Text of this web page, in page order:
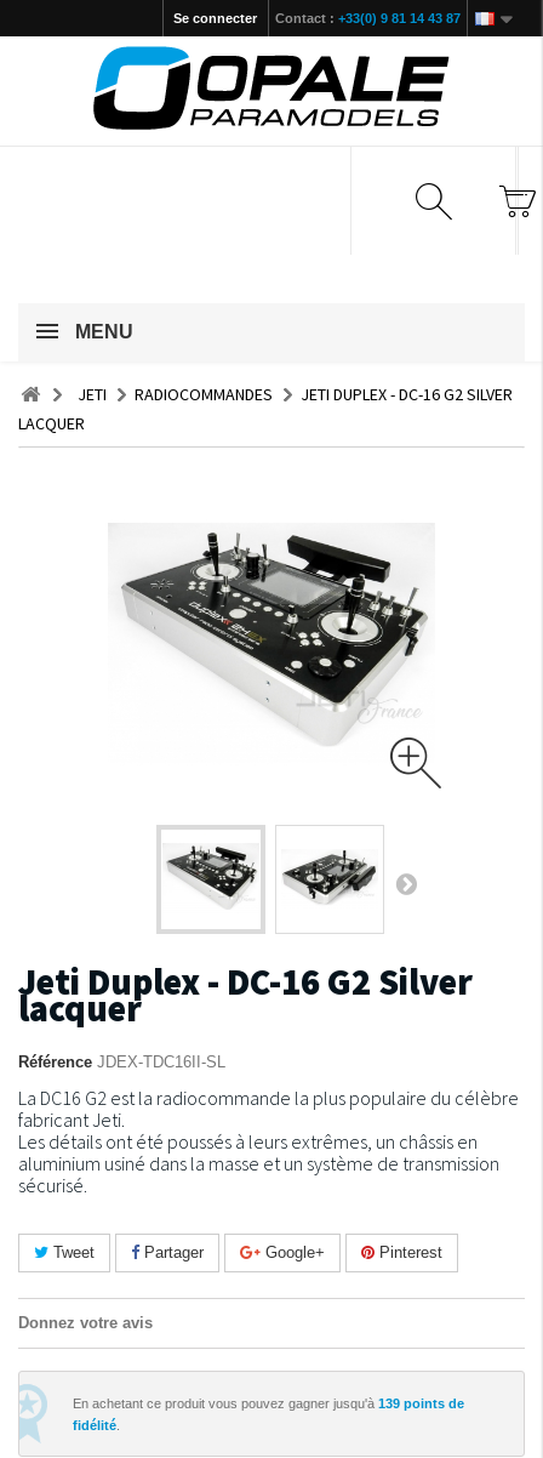
Contact : +33(0) 9 81 14 43 87
Se connecter
MENU
JETI RADIOCOMMANDES
JETI DUPLEX - DC-16 G2 SILVER
LACQUER
Jeti Duplex - DC-16 G2 Silver
lacquer
Référence JDEX-TDC16II-SL
La DC16 G2 est la radiocommande la plus populaire du célèbre
fabricant Jeti.
Les détails ont été poussés à leurs extrêmes, un châssis en
aluminium usiné dans la masse et un système de transmission
sécurisé.
Tweet Partager Google+ Pinterest
Donnez votre avis
En achetant ce produit vous pouvez gagner jusqu'à 139 points de
fidélité